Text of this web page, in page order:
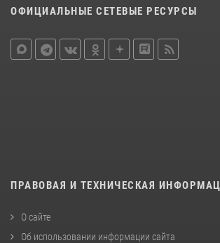
ОФИЦИАЛЬНЫЕ СЕТЕВЫЕ РЕСУРСЫ
ПРАВОВАЯ И ТЕХНИЧЕСКАЯ
О сайте
Об использовании информации сайта